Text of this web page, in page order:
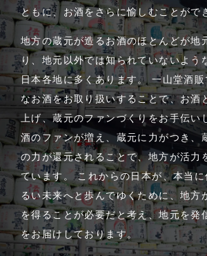
ともに、お酒をさらに愉しむことがで
地方の蔵元が造るお酒のほとんどが地
り、地元以外では知られていないよう
日本各地に多くあります。 一山堂酒
なお酒をお取り扱いすることで、お酒
上げ、蔵元のファンづくりをお手伝い
酒のファンが増え、蔵元に力がつき、
の力が還元されることで、地方が活力
ています。 これからの日本が、本当
るい未来へと歩んでゆくために、地方
を得ることが必要だと考え、地元を発
をお届けしております。